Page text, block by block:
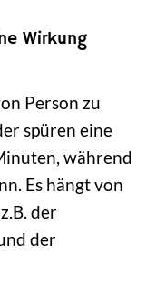
Wirkung
Person zu
spüren eine
während
Es hängt von
der
der